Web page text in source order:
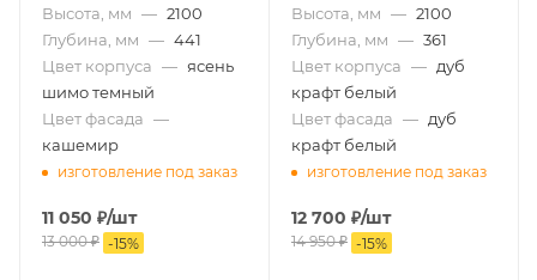
Высота, мм — 2100
Глубина, мм — 441
Цвет корпуса — ясень
шимо темный
Цвет фасада —
кашемир
изготовление под заказ
11 050 ₽/шт
13 000₽ -15%
Высота, мм — 2100
Глубина, мм — 361
Цвет корпуса — дуб
крафт белый
Цвет фасада — дуб
крафт белый
изготовление под заказ
12 700 ₽/шт
14 950₽ -15%